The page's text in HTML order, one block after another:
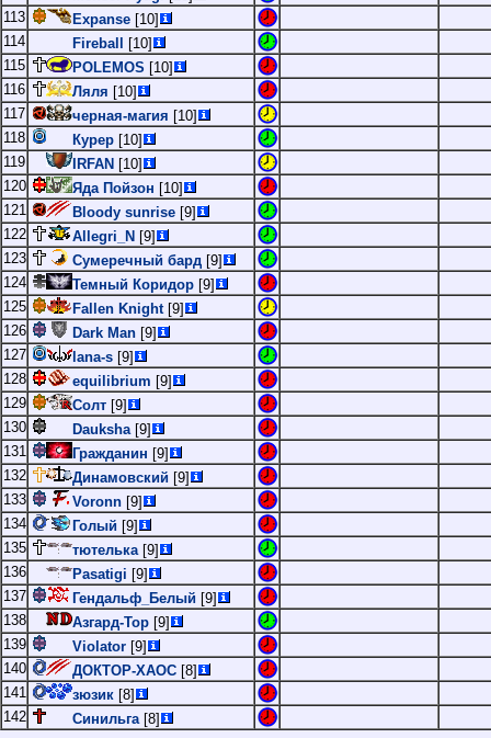
113
Expanse [10]
114
Fireball
[10]
115
POLEMOS [10]
116
Ляля [10]
117
черная-магия [10]
118
Курер [10]
119
IRFAN [10]
120
Яда Пойзон [10]
121
Bloody sunrise [9]
122
Allegri_N [9]
123
Сумеречный бард [9]
124
Темный Коридор [9]
125
Fallen Knight[9]
126
Dark Man [9]
127
lana-s [9]
128
equilibrium [9]
129
Солт [9]
130
Dauksha[9]
131
Гражданин [9]
132
Динамовский [9]
133
Voronn [9]
134
Голый [9]
135
тютелька[9]
136
Pasatigi [9]
137
Гендальф_Белый [9]
138
Азгард-Тор [9]
139
Violator [9]
140
ДОКТОР-ХАОС [8]
141
зюзик [8]
142
Синильга[8]